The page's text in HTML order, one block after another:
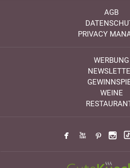
AGB
PRIVACY
WERBUNG
WEINE